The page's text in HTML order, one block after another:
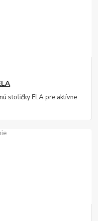
stoličky ELA pre aktívne